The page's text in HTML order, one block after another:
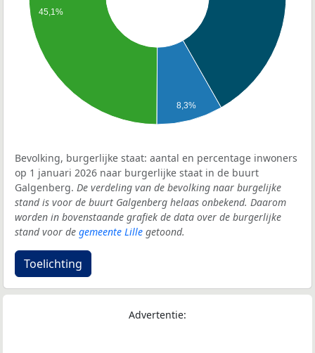
45,1%
8,3%
Bevolking, burgerlijke staat: aantal en percentage inwoners
op 1 januari 2026 naar burgerlijke staat in de buurt
Galgenberg. De verdeling van de bevolking naar burgelijke
stand is voor de buurt Galgenberg helaas onbekend. Daarom
worden in bovenstaande grafiek de data over de burgerlijke
stand voor de gemeente Lille getoond.
Toelichting
Advertentie: